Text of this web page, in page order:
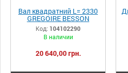
Вал квадратний L= 2330
GREGOIRE BESSON
104102290
Код: 104102290
В наличии
20 640,00 грн.